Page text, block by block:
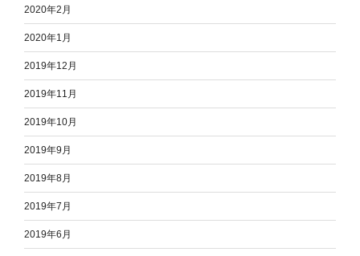
2020年2月
2020年1月
2019年12月
2019年11月
2019年10月
2019年9月
2019年8月
2019年7月
2019年6月